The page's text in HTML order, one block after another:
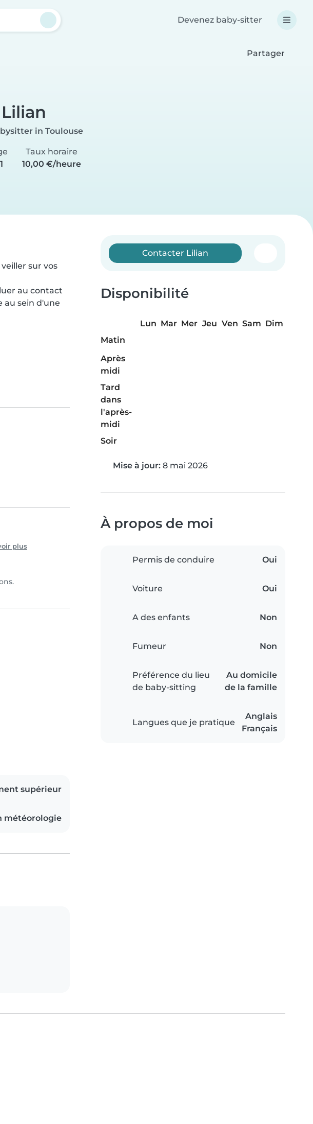
Devenez baby-sitter
Partager
Lilian
in Toulouse
Taux horaire
10,00 €/heure
sur vos
au contact
au sein d'une
plus
Contacter Lilian
Disponibilité
Lun Mar Mer Jeu Ven Sam Dim
Matin
Après
midi
Tard
dans
l'après-
midi
Soir
Mise à jour: 8 mai 2026
À propos de moi
Permis de conduire Oui
Voiture Oui
A des enfants Non
Fumeur Non
Préférence du lieu
de baby-sitting
Au domicile
de la famille
Langues que je pratique
Anglais
Français
supérieur
météorologie